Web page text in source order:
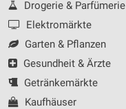
Drogerie & Parfümerie
Elektromärkte
Garten & Pflanzen
Gesundheit & Ärzte
Getränkemärkte
Kaufhäuser